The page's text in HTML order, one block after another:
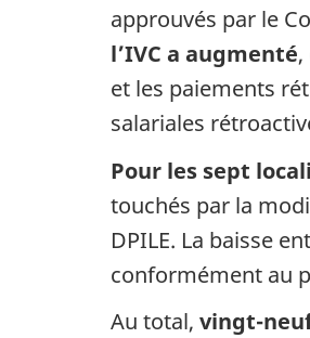
approuvés par le
l’IVC a augmenté
et les paiements
salariales
Pour les sept
touchés par la
DPILE. La baisse
conformément au
Au total, vingt-